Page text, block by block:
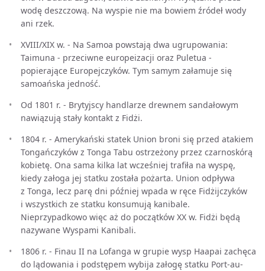
wodę deszczową. Na wyspie nie ma bowiem źródeł wody
ani rzek.
XVIII/XIX w. - Na Samoa powstają dwa ugrupowania:
Taimuna - przeciwne europeizacji oraz Puletua -
popierające Europejczyków. Tym samym załamuje się
samoańska jedność.
Od 1801 r. - Brytyjscy handlarze drewnem sandałowym
nawiązują stały kontakt z Fidżi.
1804 r. - Amerykański statek Union broni się przed atakiem
Tongańczyków z Tonga Tabu ostrzeżony przez czarnoskórą
kobietę. Ona sama kilka lat wcześniej trafiła na wyspę,
kiedy załoga jej statku została pożarta. Union odpływa
z Tonga, lecz parę dni później wpada w ręce Fidżijczyków
i wszystkich ze statku konsumują kanibale.
Nieprzypadkowo więc aż do początków XX w. Fidżi będą
nazywane Wyspami Kanibali.
1806 r. - Finau II na Lofanga w grupie wysp Haapai zachęca
do lądowania i podstępem wybija załogę statku Port-au-